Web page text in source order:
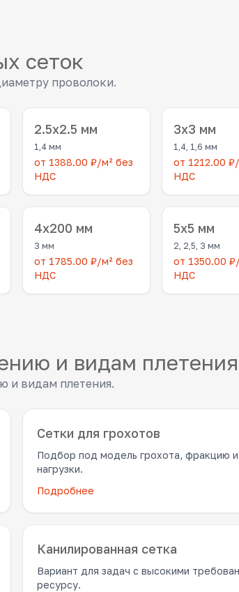
сеток
проволоки.
2.5x2.5 мм
1,4 мм
от 1388.00 ₽/м² без
НДС
3x3 мм
1,4, 1,6 мм
от 1212.00
НДС
4x200 мм
3 мм
от 1785.00 ₽/м² без
НДС
5x5 мм
2, 2,5, 3 мм
от 1350.00
НДС
и видам плетения
и видам плетения.
Сетки для грохотов
Подбор под модель грохота, фракцию
нагрузки.
Подробнее
Канилированная сетка
Вариант для задач с высокими
ресурсу.